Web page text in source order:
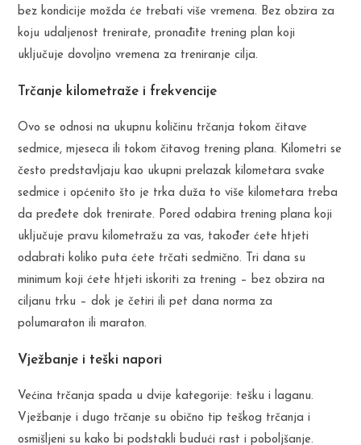
bez kondicije možda će trebati više vremena. Bez obzira za
koju udaljenost trenirate, pronađite trening plan koji
uključuje dovoljno vremena za treniranje cilja.
Trčanje kilometraže i frekvencije
Ovo se odnosi na ukupnu količinu trčanja tokom čitave
sedmice, mjeseca ili tokom čitavog trening plana. Kilometri se
često predstavljaju kao ukupni prelazak kilometara svake
sedmice i općenito što je trka duža to više kilometara treba
da pređete dok trenirate. Pored odabira trening plana koji
uključuje pravu kilometražu za vas, također ćete htjeti
odabrati koliko puta ćete trčati sedmično. Tri dana su
minimum koji ćete htjeti iskoriti za trening – bez obzira na
ciljanu trku – dok je četiri ili pet dana norma za
polumaraton ili maraton.
Vježbanje i teški napori
Većina trčanja spada u dvije kategorije: tešku i laganu.
Vježbanje i dugo trčanje su obično tip teškog trčanja i
osmišljeni su kako bi podstakli budući rast i poboljšanje.